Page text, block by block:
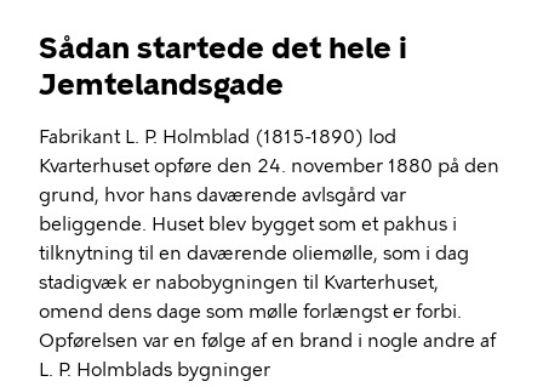
Sådan startede det hele i
Jemtelandsgade
Fabrikant L. P. Holmblad (1815-1890) lod
Kvarterhuset opføre den 24. november 1880 på den
grund, hvor hans daværende avlsgård var
beliggende. Huset blev bygget som et pakhus i
tilknytning til en daværende oliemølle, som i dag
stadigvæk er nabobygningen til Kvarterhuset,
omend dens dage som mølle forlængst er forbi.
Opførelsen var en følge af en brand i nogle andre af
L. P. Holmblads bygninger